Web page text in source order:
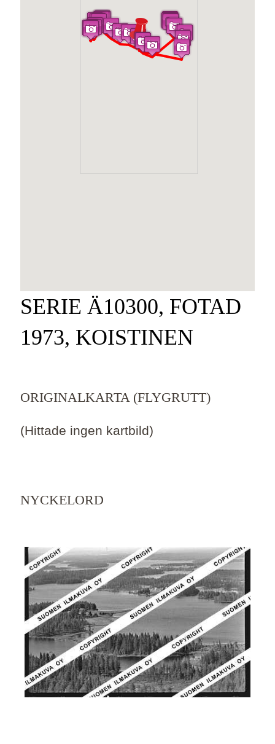
SERIE Ä10300, FOTAD
1973, KOISTINEN
ORIGINALKARTA (FLYGRUTT)
(Hittade ingen kartbild)
NYCKELORD